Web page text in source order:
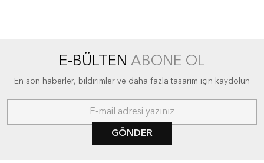
E-BÜLTEN ABONE OL
En son haberler, bildirimler ve daha fazla tasarım için kaydolun
GÖNDER